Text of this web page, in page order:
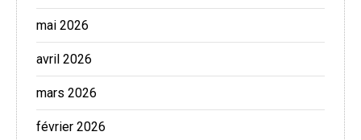
mai 2026
avril 2026
mars 2026
février 2026